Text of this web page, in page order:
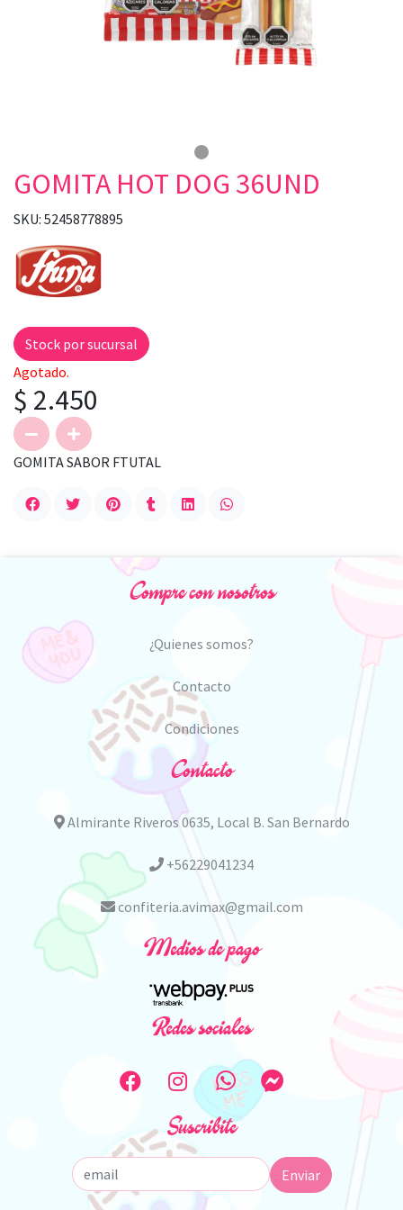
GOMITA HOT DOG 36UND
SKU: 52458778895
Stock por sucursal
Agotado.
$ 2.450
GOMITA SABOR FTUTAL
Compre con nosotros
¿Quienes somos?
Contacto
Condiciones
Contacto
Almirante Riveros 0635, Local B. San Bernardo
+56229041234
confiteria.avimax@gmail.com
Medios de pago
Redes sociales
Suscribite
Enviar